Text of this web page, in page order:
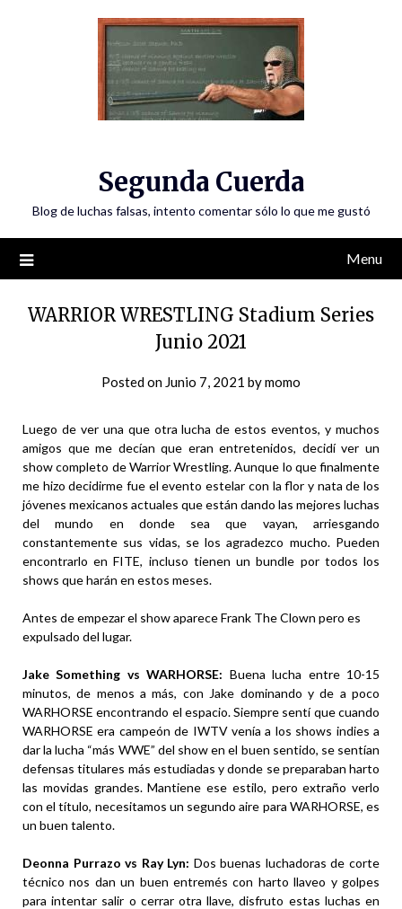
Segunda Cuerda
Blog de luchas falsas, intento comentar sólo lo que me gustó
Menu
WARRIOR WRESTLING Stadium Series
Junio 2021
Posted on Junio 7, 2021 bymomo
Luego de ver una que otra lucha de estos eventos, y muchos
amigos que me decían que eran entretenidos, decidí ver un
show completo de Warrior Wrestling. Aunque lo que finalmente
me hizo decidirme fue el evento estelar con la flor y nata de los
jóvenes mexicanos actuales que están dando las mejores luchas
del mundo en donde sea que vayan, arriesgando
constantemente sus vidas, se los agradezco mucho. Pueden
encontrarlo en FITE, incluso tienen un bundle por todos los
shows que harán en estos meses.
Antes de empezar el show aparece Frank The Clown pero es
expulsado del lugar.
Jake Something vs WARHORSE: Buena lucha entre 10-15
minutos, de menos a más, con Jake dominando y de a poco
WARHORSE encontrando el espacio. Siempre sentí que cuando
WARHORSE era campeón de IWTV venía a los shows indies a
dar la lucha “más WWE” del show en el buen sentido, se sentían
defensas titulares más estudiadas y donde se preparaban harto
las movidas grandes. Mantiene ese estilo, pero extraño verlo
con el título, necesitamos un segundo aire para WARHORSE, es
un buen talento.
Deonna Purrazo vs Ray Lyn: Dos buenas luchadoras de corte
técnico nos dan un buen entremés con harto llaveo y golpes
para intentar salir o cerrar otra llave, disfruto estas luchas en